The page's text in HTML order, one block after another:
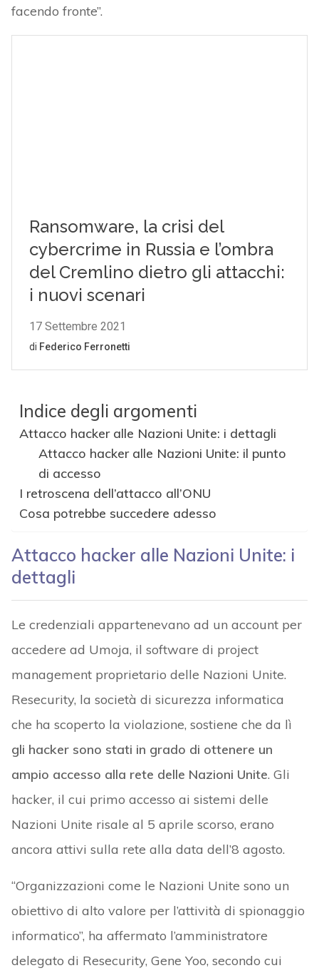
facendo fronte”.
Indice degli argomenti
Attacco hacker alle Nazioni Unite: i dettagli
Attacco hacker alle Nazioni Unite: il punto
di accesso
I retroscena dell’attacco all’ONU
Cosa potrebbe succedere adesso
Attacco hacker alle Nazioni Unite: i
dettagli
Le credenziali appartenevano ad un account per
accedere ad Umoja, il software di project
management proprietario delle Nazioni Unite.
Resecurity, la società di sicurezza informatica
che ha scoperto la violazione, sostiene che da lì
gli hacker sono stati in grado di ottenere un
ampio accesso alla rete delle Nazioni Unite. Gli
hacker, il cui primo accesso ai sistemi delle
Nazioni Unite risale al 5 aprile scorso, erano
ancora attivi sulla rete alla data dell’8 agosto.
“Organizzazioni come le Nazioni Unite sono un
obiettivo di alto valore per l’attività di spionaggio
informatico”, ha affermato l’amministratore
delegato di Resecurity, Gene Yoo, secondo cui